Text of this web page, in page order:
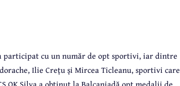
participat cu un număr de opt sportivi, iar dintre
Ilie Crețu și Mircea Ticleanu, sportivi care